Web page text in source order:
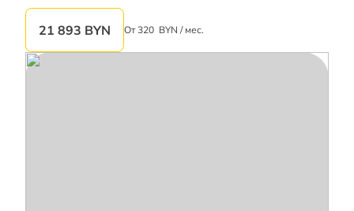
21 893 BYN От320 BYN / мес.